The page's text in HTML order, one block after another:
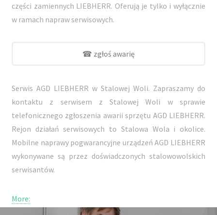
części zamiennych LIEBHERR. Oferują je tylko i wyłącznie
w ramach napraw serwisowych.
☎ zgłoś awarię
Serwis AGD LIEBHERR w Stalowej Woli. Zapraszamy do
kontaktu z serwisem z Stalowej Woli w sprawie
telefonicznego zgłoszenia awarii sprzętu AGD LIEBHERR.
Rejon działań serwisowych to Stalowa Wola i okolice.
Mobilne naprawy pogwarancyjne urządzeń AGD LIEBHERR
wykonywane są przez doświadczonych stalowowolskich
serwisantów.
More: